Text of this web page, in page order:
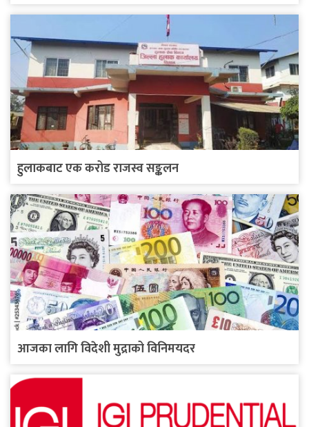
हुलाकबाट एक करोड राजस्व सङ्कलन
आजका लागि विदेशी मुद्राको विनिमयदर